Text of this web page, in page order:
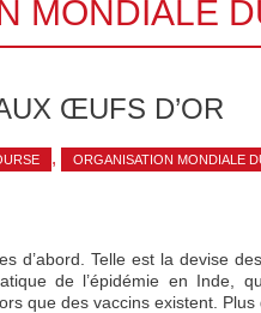
MONDIALE
ŒUFS D’OR
, ORGANISATION MONDIALE
d’abord. Telle est la devise
de l’épidémie en Inde,
que des vaccins existent. Plus